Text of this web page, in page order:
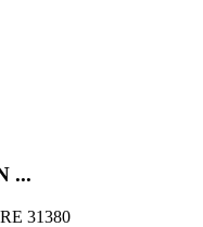
...
31380